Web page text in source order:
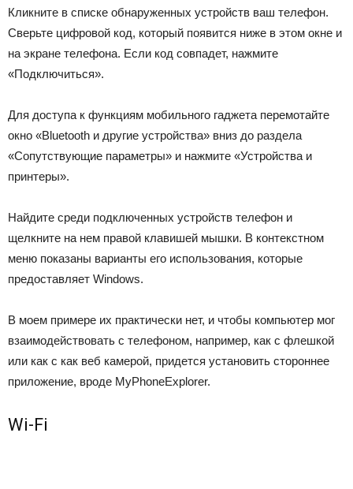
Кликните в списке обнаруженных устройств ваш телефон.
Сверьте цифровой код, который появится ниже в этом окне и
на экране телефона. Если код совпадет, нажмите
«Подключиться».
Для доступа к функциям мобильного гаджета перемотайте
окно «Bluetooth и другие устройства» вниз до раздела
«Сопутствующие параметры» и нажмите «Устройства и
принтеры».
Найдите среди подключенных устройств телефон и
щелкните на нем правой клавишей мышки. В контекстном
меню показаны варианты его использования, которые
предоставляет Windows.
В моем примере их практически нет, и чтобы компьютер мог
взаимодействовать с телефоном, например, как с флешкой
или как с как веб камерой, придется установить стороннее
приложение, вроде MyPhoneExplorer.
Wi-Fi